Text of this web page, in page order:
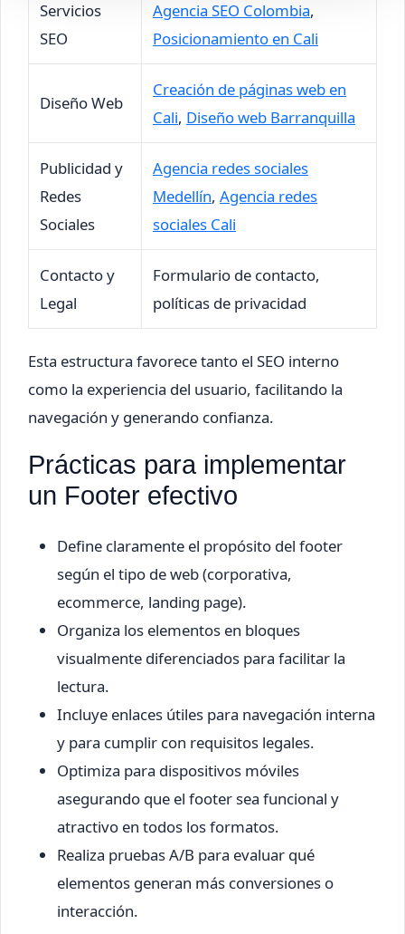
Servicios
SEO
Agencia SEO Colombia,
Posicionamiento en Cali
Diseño Web
Creación de páginas web en
Cali, Diseño web Barranquilla
Publicidad y
Redes
Sociales
Agencia redes sociales
Medellín, Agencia redes
sociales Cali
Contacto y
Legal
Formulario de contacto,
políticas de privacidad
Esta estructura favorece tanto el SEO interno
como la experiencia del usuario, facilitando la
navegación y generando confianza.
Prácticas para implementar
un Footer efectivo
Define claramente el propósito del footer
según el tipo de web (corporativa,
ecommerce, landing page).
Organiza los elementos en bloques
visualmente diferenciados para facilitar la
lectura.
Incluye enlaces útiles para navegación interna
y para cumplir con requisitos legales.
Optimiza para dispositivos móviles
asegurando que el footer sea funcional y
atractivo en todos los formatos.
Realiza pruebas A/B para evaluar qué
elementos generan más conversiones o
interacción.